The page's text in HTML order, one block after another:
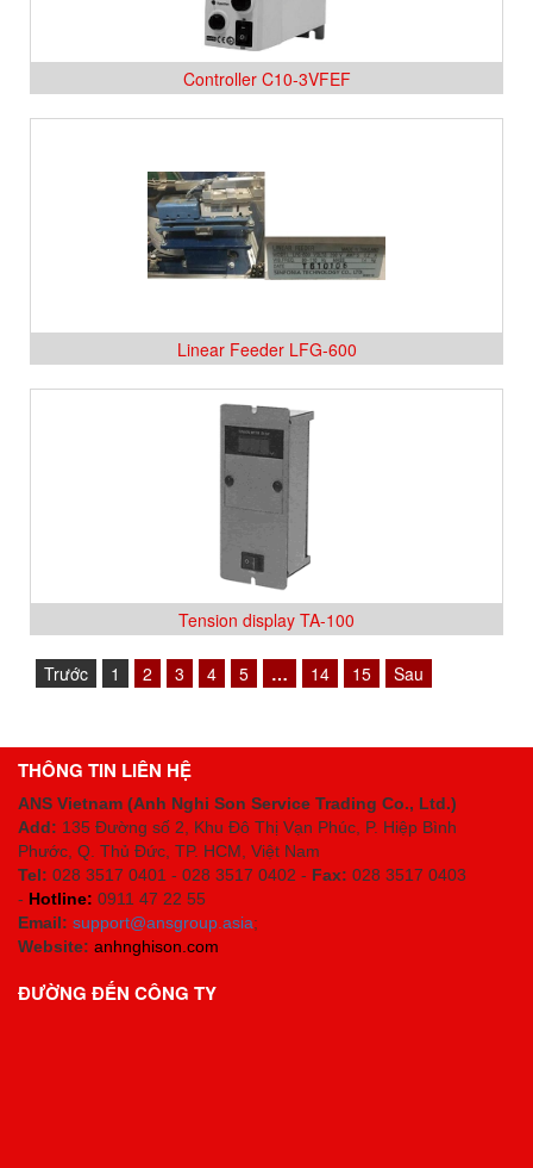
Controller C10-3VFEF
Linear Feeder LFG-600
Tension display TA-100
Trước 1 2 3 4 5 … 14 15 Sau
THÔNG TIN LIÊN HỆ
ANS Vietnam (Anh Nghi Son Service Trading Co., Ltd.)
Add: 135 Đường số 2, Khu Đô Thị Vạn Phúc, P. Hiệp Bình
Phước, Q. Thủ Đức, TP. HCM, Việt Nam
Tel: 028 3517 0401 - 028 3517 0402 - Fax: 028 3517 0403
- Hotline: 0911 47 22 55
Email: support@ansgroup.asia;
Website: anhnghison.com
ĐƯỜNG ĐẾN CÔNG TY